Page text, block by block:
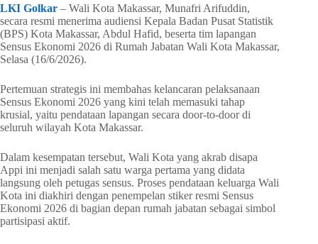
LKI Golkar – Wali Kota Makassar, Munafri Arifuddin,
secara resmi menerima audiensi Kepala Badan Pusat Statistik
(BPS) Kota Makassar, Abdul Hafid, beserta tim lapangan
Sensus Ekonomi 2026 di Rumah Jabatan Wali Kota Makassar,
Selasa (16/6/2026).
Pertemuan strategis ini membahas kelancaran pelaksanaan
Sensus Ekonomi 2026 yang kini telah memasuki tahap
krusial, yaitu pendataan lapangan secara door-to-door di
seluruh wilayah Kota Makassar.
Dalam kesempatan tersebut, Wali Kota yang akrab disapa
Appi ini menjadi salah satu warga pertama yang didata
langsung oleh petugas sensus. Proses pendataan keluarga Wali
Kota ini diakhiri dengan penempelan stiker resmi Sensus
Ekonomi 2026 di bagian depan rumah jabatan sebagai simbol
partisipasi aktif.